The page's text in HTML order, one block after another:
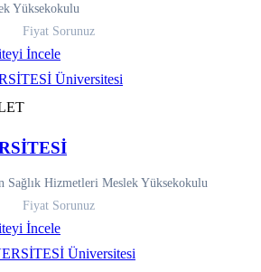
Yüksekokulu
Fiyat Sorunuz
İncele
Sağlık Hizmetleri Meslek Yüksekokulu
Fiyat Sorunuz
İncele